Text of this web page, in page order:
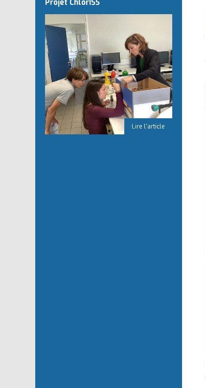
Projet ChlorISS